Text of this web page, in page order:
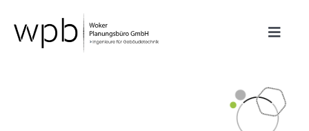
Inhalt
springen
Toggle